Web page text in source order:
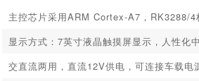
主控芯片采用ARM Cortex-A7，RK3288/4
显示方式：7英寸液晶触摸屏显示，人性化
交直流两用，直流12V供电，可连接车载电